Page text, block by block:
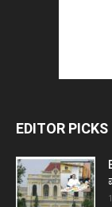
EDITOR PICKS